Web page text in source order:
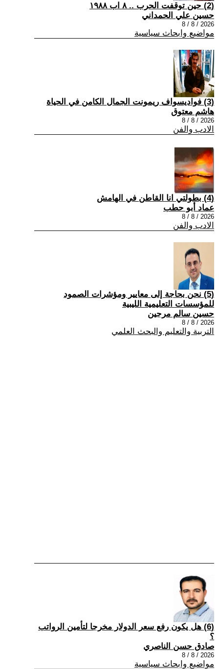
(2) حين توقفت الحرب .. ٨ اب ١٩٨٨
حسين علي الحمداني
2026 / 8 / 8
مواضيع وابحاث سياسية
(3) فواديسواف ريمونت الجمال الكامن في الحياة
هاشم معتوق
2026 / 8 / 8
الادب والفن
(4) بطولتي انا القاطن في الهامش
عماد أبو حطب
2026 / 8 / 8
الادب والفن
(5) نحن بحاجة إلى معايير ومؤشرات الصمود
للمؤسسات التعليمية الليبية
حسين سالم مرجين
2026 / 8 / 8
التربية والتعليم والبحث العلمي
(6) هل يكون رفع سعر الدولار مخرجا لتأمين الرواتب
؟
صادق حسن الناصري
2026 / 8 / 8
مواضيع وابحاث سياسية